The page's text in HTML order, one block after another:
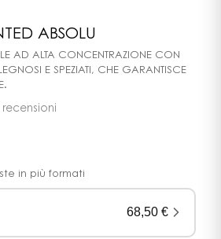
ABSOLU
AD ALTA CONCENTRAZIONE CON
E SPEZIATI, CHE GARANTISCE
recensioni
in più formati
68,50€